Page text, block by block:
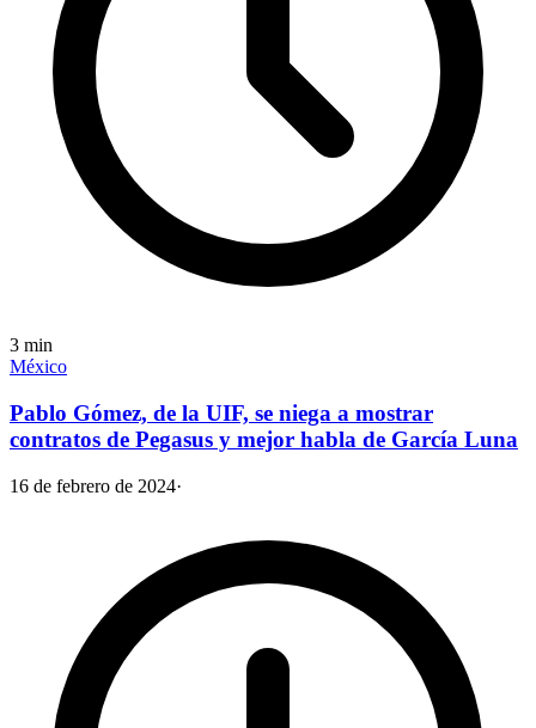
3 min
México
Pablo Gómez, de la UIF, se niega a mostrar
contratos de Pegasus y mejor habla de García Luna
16 de febrero de 2024·